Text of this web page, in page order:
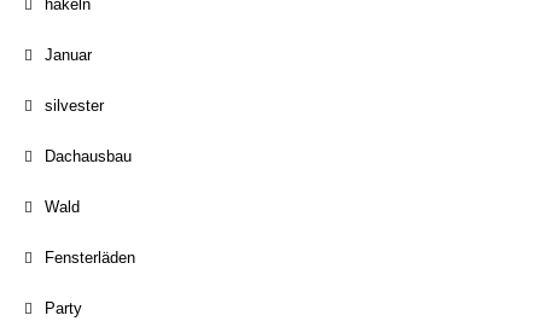
häkeln
Januar
silvester
Dachausbau
Wald
Fensterläden
Party